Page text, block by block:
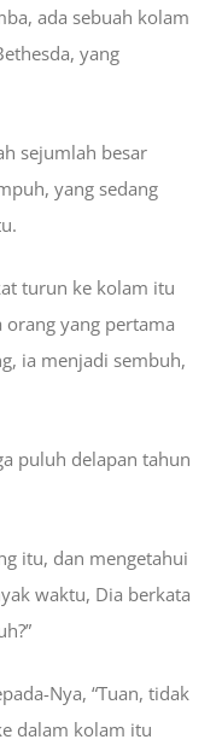
ada sebuah kolam
yang
sejumlah besar
yang sedang
turun ke kolam itu
orang yang pertama
ia menjadi sembuh,
puluh delapan tahun
itu, dan mengetahui
waktu, Dia berkata
Nya, “Tuan, tidak
dalam kolam itu